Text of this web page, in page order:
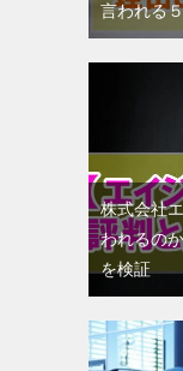
言われる
株式会社
われるの
を検証